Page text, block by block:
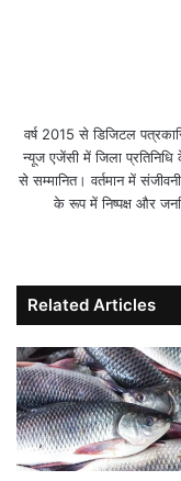
वर्ष 2015 से डिजिटल
न्यूज एजेंसी में जिला
से सम्मानित। वर्तमान में
के रूप में निष्पक्ष और
Related Articles